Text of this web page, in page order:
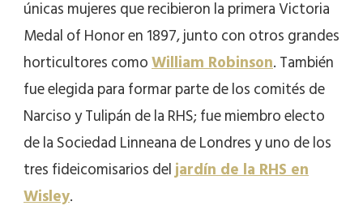
únicas mujeres que recibieron la primera Victoria
Medal of Honor en 1897, junto con otros grandes
horticultores comoWilliam Robinson. También
fue elegida para formar parte de los comités de
Narciso y Tulipán de la RHS; fue miembro electo
de la Sociedad Linneana de Londres y uno de los
tres fideicomisarios deljardín de la RHS en
Wisley.